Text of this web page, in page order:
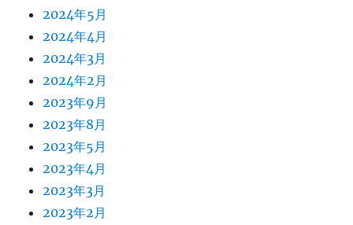
2024年5月
2024年4月
2024年3月
2024年2月
2023年9月
2023年8月
2023年5月
2023年4月
2023年3月
2023年2月